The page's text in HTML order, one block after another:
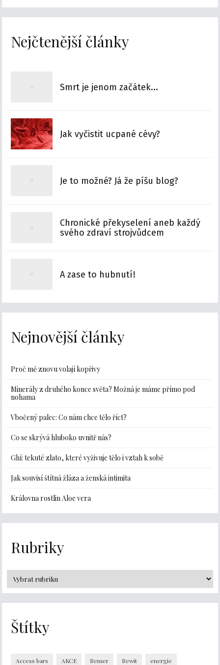
Nejčtenější články
Smrt je jenom začátek...
Jak vyčistit ucpané cévy?
Je to možné? Já že píšu blog?
Chronické překyselení aneb každý
svého zdraví strojvůdcem
A zase to hubnutí!
Nejnovější články
Proč mě znovu volají kopřivy
Minerály z druhého konce světa? Možná je máme přímo pod
nohama
Vbočený palec: Co nám chce tělo říct?
Co se skrývá hluboko uvnitř nás?
Ghí: tekuté zlato, které vyživuje tělo i vztah k sobě
Jak souvisí štítná žláza a ženská intimita
Královna rostlin Aloe vera
Rubriky
Štítky
Access bars AKCE Bemer Bewit energie